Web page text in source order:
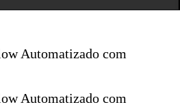
Automatizado com
Automatizado com